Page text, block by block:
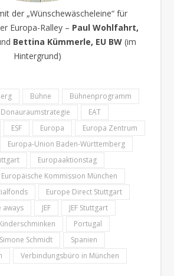
der „Wünschewäscheleine“ für
Europa-Ralley – Paul Wohlfahrt,
Bettina Kümmerle, EU BW(im
Hintergrund)
Bühne
Bühnenprogramm
Donauraumstrategie
EAT
ESF Europa
Europa Zentrum
Europa-Union Baden-Württemberg
Europaaktionstag
Europäische Kommission München
Europe Direct Stuttgart
aways JEF
JEF Stuttgart
Portugal
Simone Schmidt
Spanien
Verbindungsbüro in München